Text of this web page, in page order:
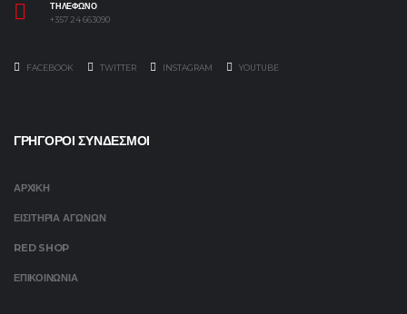
ΤΗΛΕΦΩΝΟ
+357 24 663090
FACEBOOK TWITTER INSTAGRAM YOUTUBE
ΓΡΗΓΟΡΟΙ ΣΥΝΔΕΣΜΟΙ
ΑΡΧΙΚΗ
ΕΙΣΙΤΗΡΙΑ ΑΓΩΝΩΝ
RED SHOP
ΕΠΙΚΟΙΝΩΝΙΑ